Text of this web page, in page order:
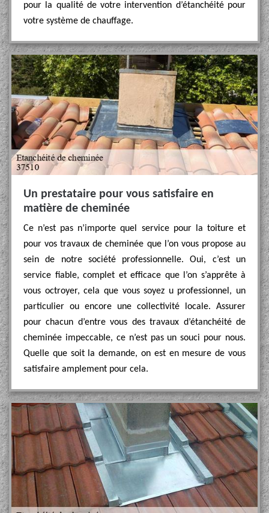
pour la qualité de votre intervention d’étanchéité pour
votre système de chauffage.
Un prestataire pour vous satisfaire en
matière de cheminée
Ce n’est pas n’importe quel service pour la toiture et
pour vos travaux de cheminée que l’on vous propose au
sein de notre société professionnelle. Oui, c’est un
service fiable, complet et efficace que l’on s’apprête à
vous octroyer, cela que vous soyez u professionnel, un
particulier ou encore une collectivité locale. Assurer
pour chacun d’entre vous des travaux d’étanchéité de
cheminée impeccable, ce n’est pas un souci pour nous.
Quelle que soit la demande, on est en mesure de vous
satisfaire amplement pour cela.